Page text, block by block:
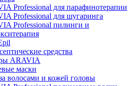
Professional для парафинотерапии
Professional для шугаринга
Professional пилинги и
средства
ARAVIA
маски
волосами и кожей головы